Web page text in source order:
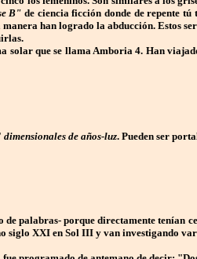
B" de ciencia ficción donde de repente tú
han logrado la abducción. Estos
solar que se llama Amboria 4. Han
dimensionales de años-luz. Pueden ser
palabras- porque directamente tenían
XXI en Sol III y van investigando